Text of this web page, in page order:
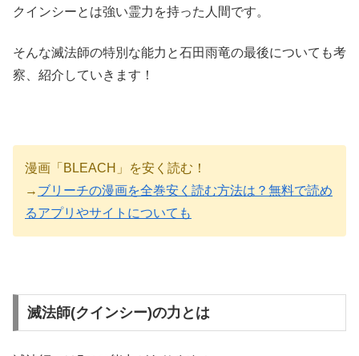
クインシーとは強い霊力を持った人間です。
そんな滅法師の特別な能力と石田雨竜の最後についても考
察、紹介していきます！
漫画「BLEACH」を安く読む！
→ ブリーチの漫画を全巻安く読む方法は？無料で読め
るアプリやサイトについても
滅法師(クインシー)の力とは